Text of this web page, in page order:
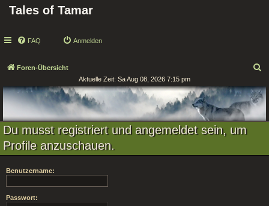
Tales of Tamar
FAQ Anmelden
Foren-Übersicht
c
e
Aktuelle Zeit: Sa Aug 08, 2026 7:15 pm
Du musst registriert und angemeldet sein, um
Profile anzuschauen.
Benutzername:
Passwort: